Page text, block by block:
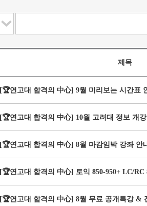
제목
[🏆연고대 합격의 中心] 9월 미리보는 시간표
[🏆연고대 합격의 中心] 10월 고려대 정보 개
[🏆연고대 합격의 中心] 8월 마감임박 강좌 안
[🏆연고대 합격의 中心] 토익 850-950+ LC/
[🏆연고대 합격의 中心] 8월 무료 공개특강 &